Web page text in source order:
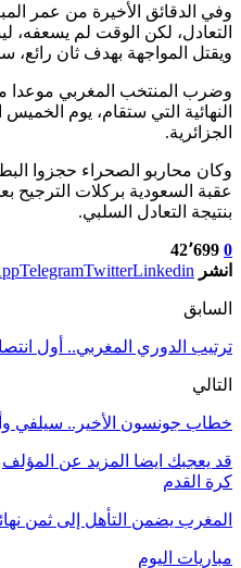
وفي الدقائق الأخيرة من عمر
التعادل، لكن الوقت لم يسعفه،
ويقتل المواجهة بهدف ثان رائع،
وضرب المنتخب المغربي موعدا
النهائية التي ستقام، يوم
الجزائرية.
وكان محاربو الصحراء حجزوا
عقبة السعودية بركلات الترجيح
بنتيجة التعادل السلبي.
0 42٬699
انشر
TelegramTwitterLinkedin
السابق
ترتيب الدوري المغربي.. أول
التالي
خطاب جونسون الأخير.. سيلفي
قد يعجبك ايضا المزيد عن المؤلف
كرة القدم
المغرب يضمن التأهل إلى ثمن نهائي
مباريات اليوم